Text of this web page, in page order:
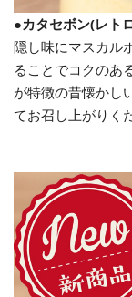
●カタセボン(レ
隠し味にマスカル
ることでコクのあ
が特徴の昔懐かし
てお召し上がりく